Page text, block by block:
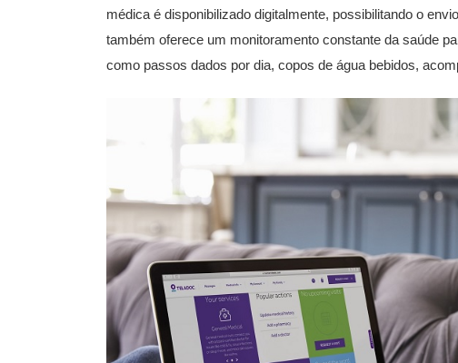
médica é disponibilizado digitalmente, possibilitando o
também oferece um monitoramento constante da saúde
como passos dados por dia, copos de água bebidos,